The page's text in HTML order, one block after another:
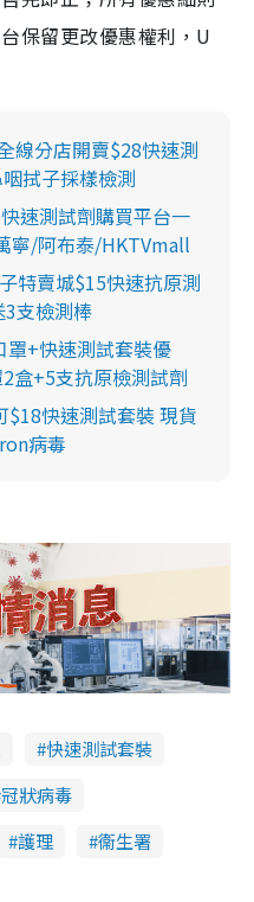
保留更改優惠權利，U
線分店開賣$28快速測
拭子採樣檢測
速測試劑購買平台一
寧/阿布泰/HKTVmall
特賣城$15快速抗原測
支檢測棒
罩+快速測試套裝優
盒+5支抗原檢測試劑
$18快速測試套裝 現貨
病毒
快速測試套裝
冠狀病毒
護理
衞生署